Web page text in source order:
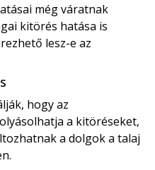
még váratnak
kitörés hatása is
lesz-e az
hogy az
a kitöréseket,
a dolgok a talaj